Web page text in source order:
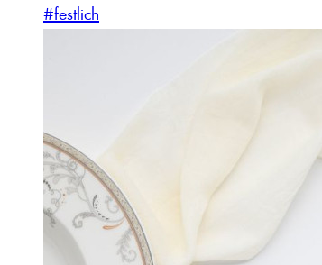
#festlich